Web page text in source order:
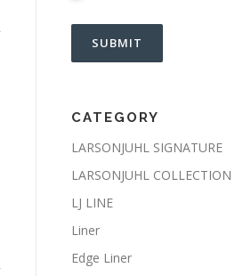
CATEGORY
LARSONJUHL SIGNATURE
LARSONJUHL COLLECTION
LJ LINE
Liner
Edge Liner